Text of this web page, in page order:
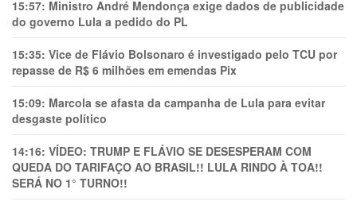
15:57: Ministro André Mendonça exige dados de publicidade
do governo Lula a pedido do PL
15:35: Vice de Flávio Bolsonaro é investigado pelo TCU por
repasse de R$ 6 milhões em emendas Pix
15:09: Marcola se afasta da campanha de Lula para evitar
desgaste político
14:16: VÍDEO: TRUMP E FLÁVIO SE DESESPERAM COM
QUEDA DO TARIFAÇO AO BRASIL!! LULA RINDO À TOA!!
SERÁ NO 1° TURNO!!